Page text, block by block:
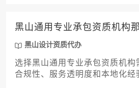
黑山通用专业承包资质机构
黑山设计资质代办
选择黑山通用专业承包资质机构
合规性、服务透明度和本地化经